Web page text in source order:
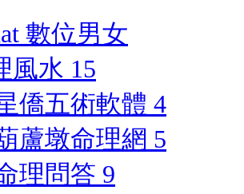
數位男女
風水 15
僑五術軟體 4
蘆墩命理網 5
理問答 9